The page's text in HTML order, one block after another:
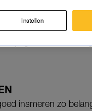
je geen zin in
insmeren zo
Instellen